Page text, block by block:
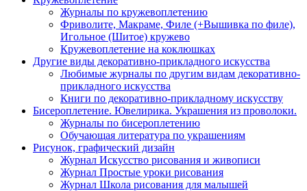
Журналы по кружевоплетению
Фриволите, Макраме, Филе (+Вышивка по филе),
Игольное (Шитое) кружево
Кружевоплетение на коклюшках
Другие виды декоративно-прикладного искусства
Любимые журналы по другим видам декоративно-
прикладного искусства
Книги по декоративно-прикладному искусству
Бисероплетение. Ювелирика. Украшения из проволоки.
Журналы по бисероплетению
Обучающая литература по украшениям
Рисунок, графический дизайн
Журнал Искусство рисования и живописи
Журнал Простые уроки рисования
Журнал Школа рисования для малышей